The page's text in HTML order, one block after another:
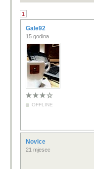
1
Gale92
15 godina
OFFLINE
Novice
21 mjesec